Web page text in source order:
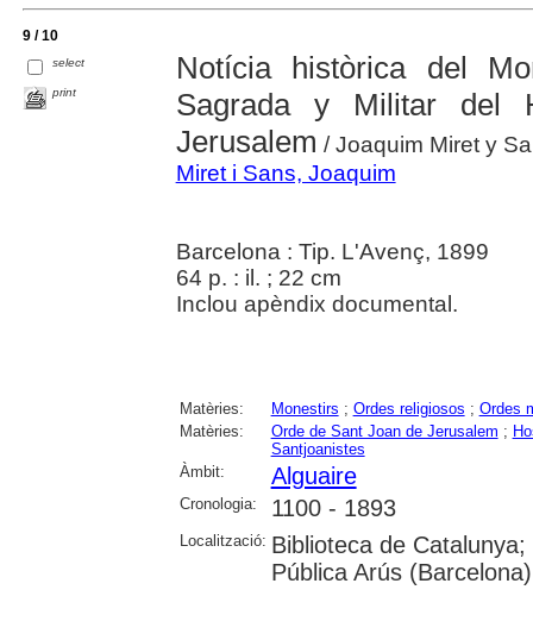
9 / 10
select
print
Notícia històrica del
Sagrada y Militar del
Jerusalem / Joaquim Miret y
Miret i Sans, Joaquim
Barcelona : Tip. L'Avenç, 1899
64 p. : il. ; 22 cm
Inclou apèndix documental.
Matèries: Monestirs ; Ordes religiosos ; Ordes
Matèries:
Orde de Sant Joan de Jerusalem ;
Santjoanistes
Àmbit:
Alguaire
Cronologia: 1100 - 1893
Localització: Biblioteca de
Pública Arús (Barcelona)